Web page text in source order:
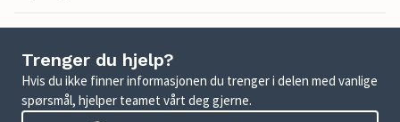
Trenger du hjelp?
Hvis du ikke finner informasjonen du trenger i delen med vanlige
spørsmål, hjelper teamet vårt deg gjerne.